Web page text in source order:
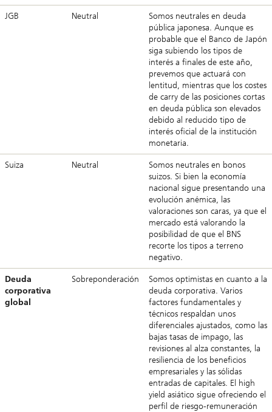
JGB Neutral
Somos neutrales en deuda
pública japonesa. Aunque es
probable que el Banco de Japón
siga subiendo los tipos de
interés a finales de este año,
prevemos que actuará con
lentitud, mientras que los costes
de carry de las posiciones cortas
en deuda pública son elevados
debido al reducido tipo de
interés oficial de la institución
monetaria.
Suiza Neutral
Somos neutrales en bonos
suizos. Si bien la economía
nacional sigue presentando una
evolución anémica, las
valoraciones son caras, ya que el
mercado está valorando la
posibilidad de que el BNS
recorte los tipos a terreno
negativo.
Deuda
corporativa
global
Sobreponderación
Somos optimistas en cuanto a la
deuda corporativa. Varios
factores fundamentales y
técnicos respaldan unos
diferenciales ajustados, como las
bajas tasas de impago, las
revisiones al alza constantes, la
resiliencia de los beneficios
empresariales y las sólidas
entradas de capitales. El high
yield asiático sigue ofreciendo el
perfil de riesgo-remuneración